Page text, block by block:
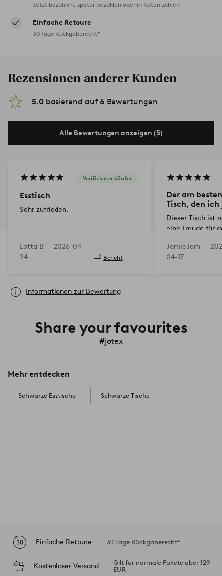
Jetzt bezahlen, später bezahlen oder in Raten zahlen
Einfache Retoure
30 Tage Rückgaberecht*
Rezensionen anderer Kunden
5.0 basierend auf 6 Bewertungen
Alle Bewertungen anzeigen (5)
Verifizierter käufer
Esstisch
Sehr zufrieden.
Lotta B — 2026-04-
24
Bericht
Der am
Tisch, den
Dieser Tisch ist
eine Freude für
von guter
auch et…
JamieJom —
04-17
Informationen zur Bewertung
Share your favourites
#jotex
Mehr entdecken
Schwarze Esstische Schwarze Tische
Einfache Retoure 30 Tage Rückgaberecht*
Kostenloser Versand
Gilt für normale Pakete über 129
EUR